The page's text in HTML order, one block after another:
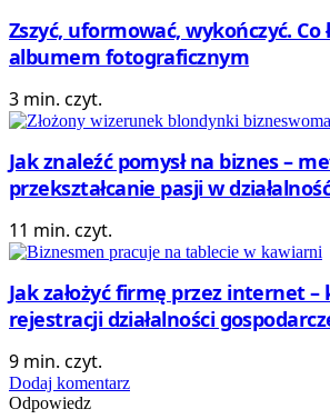
Zszyć, uformować, wykończyć. Co
albumem fotograficznym
3 min. czyt.
Jak znaleźć pomysł na biznes –
przekształcanie pasji w
11 min. czyt.
Jak założyć firmę przez internet
rejestracji działalności
9 min. czyt.
Dodaj komentarz
Odpowiedz